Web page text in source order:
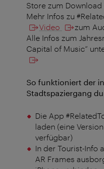
Store zum Download
Mehr Infos zu
Video
zum
Alle Infos zum
Capital of Music”
So funktioniert der
Stadtspaziergang
Die App
laden (eine
verfügbar)
In der Tourist-Info
AR Frames